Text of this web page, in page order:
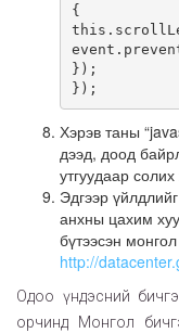
{
});
});
Хэрэв таны
дээд, доод
утгуудаар солих
Эдгээр
анхны цахим
бүтээсэн
http://
Одоо үндэсний
орчинд Монгол